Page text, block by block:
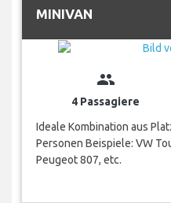
MINIVAN
group
4 Passagiere
Ideale Kombination aus
Personen Beispiele: VW
Peugeot 807, etc.